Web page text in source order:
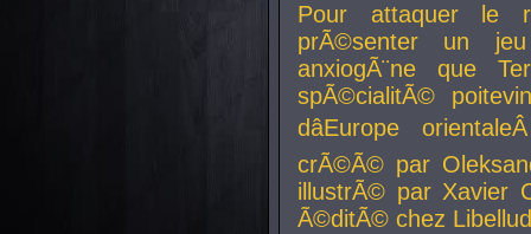
Pour attaquer le
prÃ©senter un
anxiogÃ¨ne que
spÃ©cialitÃ©
dâEurope
crÃ©Ã© par
illustrÃ© par Xavier
Ã©ditÃ© chez